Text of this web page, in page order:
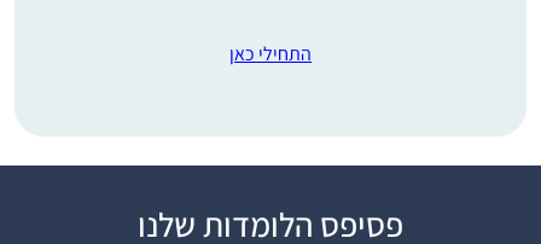
התחילי כאן
פסיפס הלומדות שלנותחושת השייכות שלי
עלי זהב – לשם,